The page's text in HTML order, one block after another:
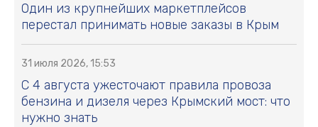
Один из крупнейших маркетплейсов
перестал принимать новые заказы в Крым
31 июля 2026, 15:53
С 4 августа ужесточают правила провоза
бензина и дизеля через Крымский мост: что
нужно знать